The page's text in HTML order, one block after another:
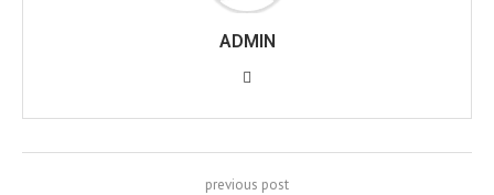
ADMIN
previous post